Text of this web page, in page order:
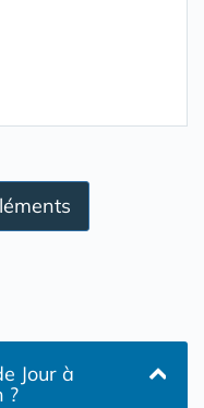
Jour à
?